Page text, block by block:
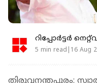
റിപ്പോർട്ടർ
5 min read|16 Aug
തിരുവനന്തപുരം: